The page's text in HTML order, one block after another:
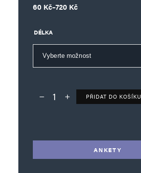
60 Kč–720 Kč
Rozpětí cen: 60 Kč až 720 Kč
DÉLKA
Deník TO – verze bez reklam množství
PŘIDAT DO KOŠÍKU
ANKETY